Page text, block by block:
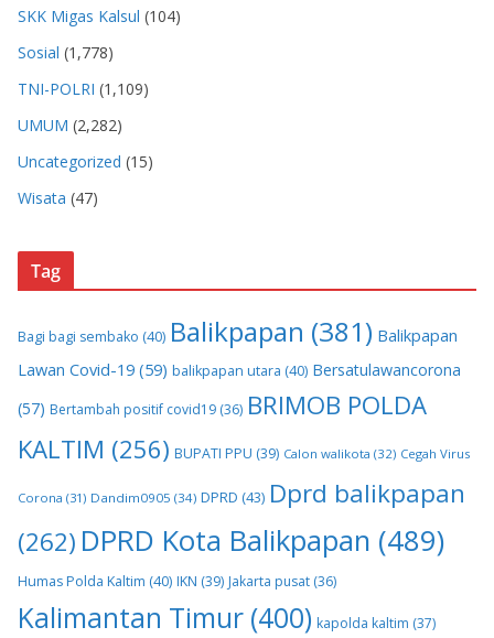
SKK Migas Kalsul (104)
Sosial (1,778)
TNI-POLRI (1,109)
UMUM (2,282)
Uncategorized (15)
Wisata (47)
Tag
Bagi bagi sembako (40) Balikpapan (381) Balikpapan
Lawan Covid-19 (59) balikpapan utara (40) Bersatulawancorona
(57) Bertambah positif covid19 (36) BRIMOB POLDA
KALTIM (256) BUPATI PPU (39) Calon walikota (32) Cegah Virus
Corona (31) Dandim0905 (34) DPRD (43) Dprd balikpapan
(262) DPRD Kota Balikpapan (489)
Humas Polda Kaltim (40) IKN (39) Jakarta pusat (36)
Kalimantan Timur (400) kapolda kaltim (37)